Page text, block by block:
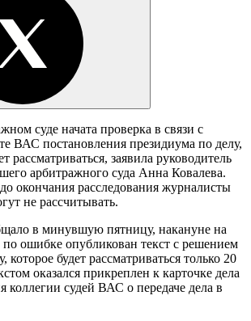
суде начата проверка в связи с
ВАС постановления президиума по делу,
рассматриваться, заявила руководитель
арбитражного суда Анна Ковалева.
окончания расследования журналисты
не рассчитывать.
в минувшую пятницу, накануне на
ошибке опубликован текст с решением
которое будет рассматриваться только 20
оказался прикреплен к карточке дела
коллегии судей ВАС о передаче дела в